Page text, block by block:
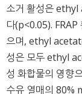
소거 활성은 ethyl
다(p<0.05).
으며, ethyl
성은 모두 ethyl
성 화합물의 영향
수유 열매의 80%